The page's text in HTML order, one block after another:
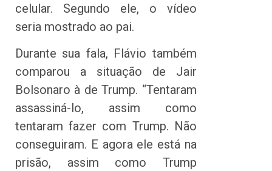
celular. Segundo ele, o vídeo
seria mostrado ao pai.
Durante sua fala, Flávio também
comparou a situação de Jair
Bolsonaro à de Trump. “Tentaram
assassiná-lo, assim como
tentaram fazer com Trump. Não
conseguiram. E agora ele está na
prisão, assim como Trump